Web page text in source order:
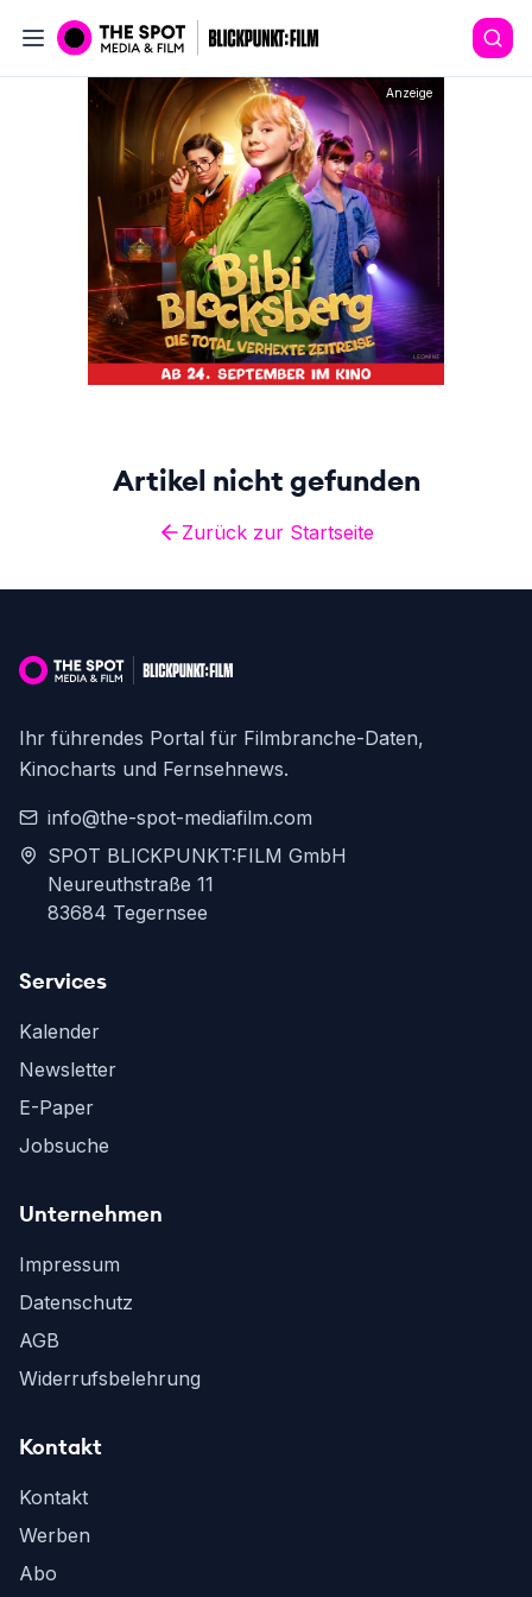
Anzeige
Artikel nicht gefunden
Zurück zur Startseite
Ihr führendes Portal für Filmbranche-Daten,
Kinocharts und Fernsehnews.
info@the-spot-mediafilm.com
SPOT BLICKPUNKT:FILM GmbH
Neureuthstraße 11
83684 Tegernsee
Services
Kalender
Newsletter
E-Paper
Jobsuche
Unternehmen
Impressum
Datenschutz
AGB
Widerrufsbelehrung
Kontakt
Kontakt
Werben
Abo